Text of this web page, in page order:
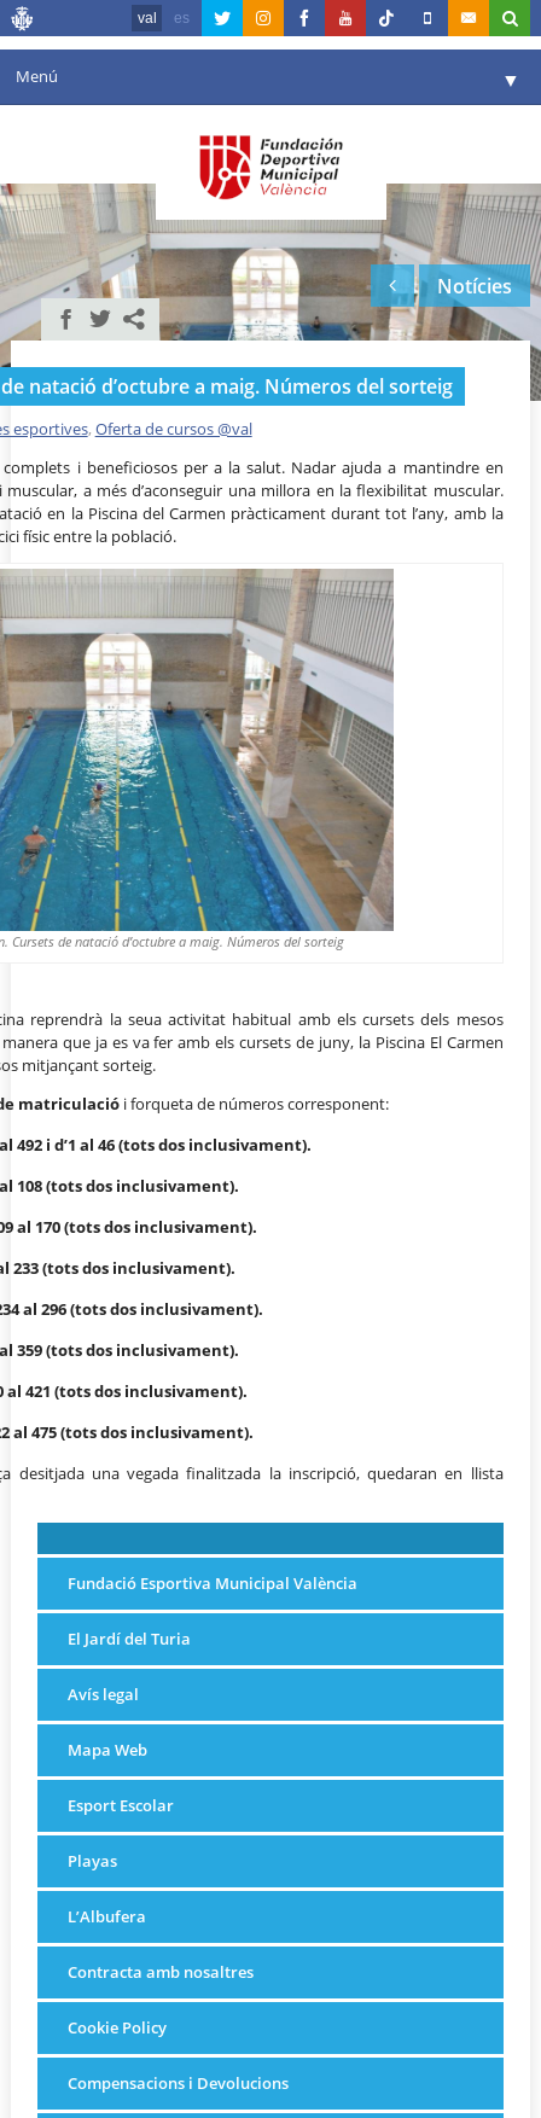
val es
Menú ▼
Agenda
Instal·lacions ▼
Comunicació ▼
València en esport
Portal de Transparència
Notícies
natació d’octubre a maig. Números del sorteig
esportives, Oferta de cursos @val
i beneficiosos per a la salut. Nadar ajuda a mantindre en
a més d’aconseguir una millora en la flexibilitat muscular.
en la Piscina del Carmen pràcticament durant tot l’any, amb la
físic entre la població.
Cursets de natació d’octubre a maig. Números del sorteig
reprendrà la seua activitat habitual amb els cursets dels mesos
que ja es va fer amb els cursets de juny, la Piscina El Carmen
mitjançant sorteig.
matriculaciói forqueta de números corresponent:
492 i d’1 al 46 (tots dos inclusivament).
108 (tots dos inclusivament).
al 170 (tots dos inclusivament).
233 (tots dos inclusivament).
al 296 (tots dos inclusivament).
359 (tots dos inclusivament).
al 421 (tots dos inclusivament).
al 475 (tots dos inclusivament).
desitjada una vegada finalitzada la inscripció, quedaran en llista
Fundació Esportiva Municipal València
El Jardí del Turia
Avís legal
Mapa Web
Esport Escolar
Playas
L’Albufera
Contracta amb nosaltres
Cookie Policy
Compensacions i Devolucions